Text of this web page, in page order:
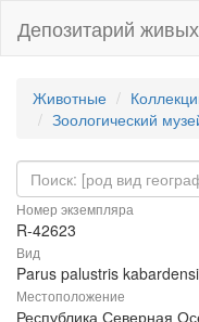
Депозитарий
Животные
Зоологический
Номер экземпляра
R-42623
Вид
Parus palustris
Местоположение
Республика Северная